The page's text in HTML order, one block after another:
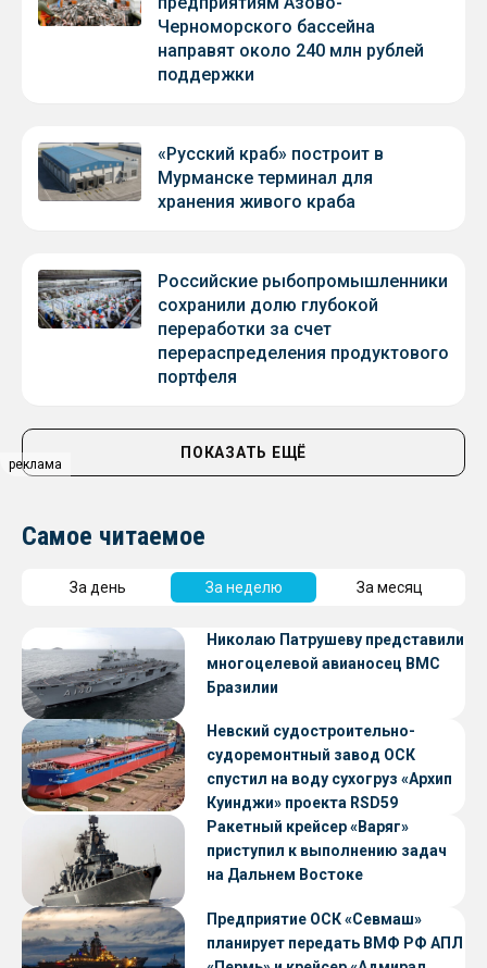
реклама
Черноморского бассейна
направят около 240 млн рублей
поддержки
«Русский краб» построит в
Мурманске терминал для
хранения живого краба
Российские рыбопромышленники
сохранили долю глубокой
переработки за счет
перераспределения продуктового
портфеля
ПОКАЗАТЬ ЕЩЁ
Самое читаемое
За день За неделю За месяц
Николаю Патрушеву представили
многоцелевой авианосец ВМС
Бразилии
Невский судостроительно-
судоремонтный завод ОСК
спустил на воду сухогруз «Архип
Куинджи» проекта RSD59
Ракетный крейсер «Варяг»
приступил к выполнению задач
на Дальнем Востоке
Предприятие ОСК «Севмаш»
планирует передать ВМФ РФ АПЛ